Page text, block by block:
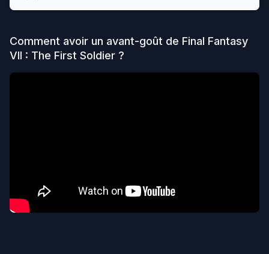
Comment avoir un avant-goût de Final Fantasy
VII : The First Soldier ?